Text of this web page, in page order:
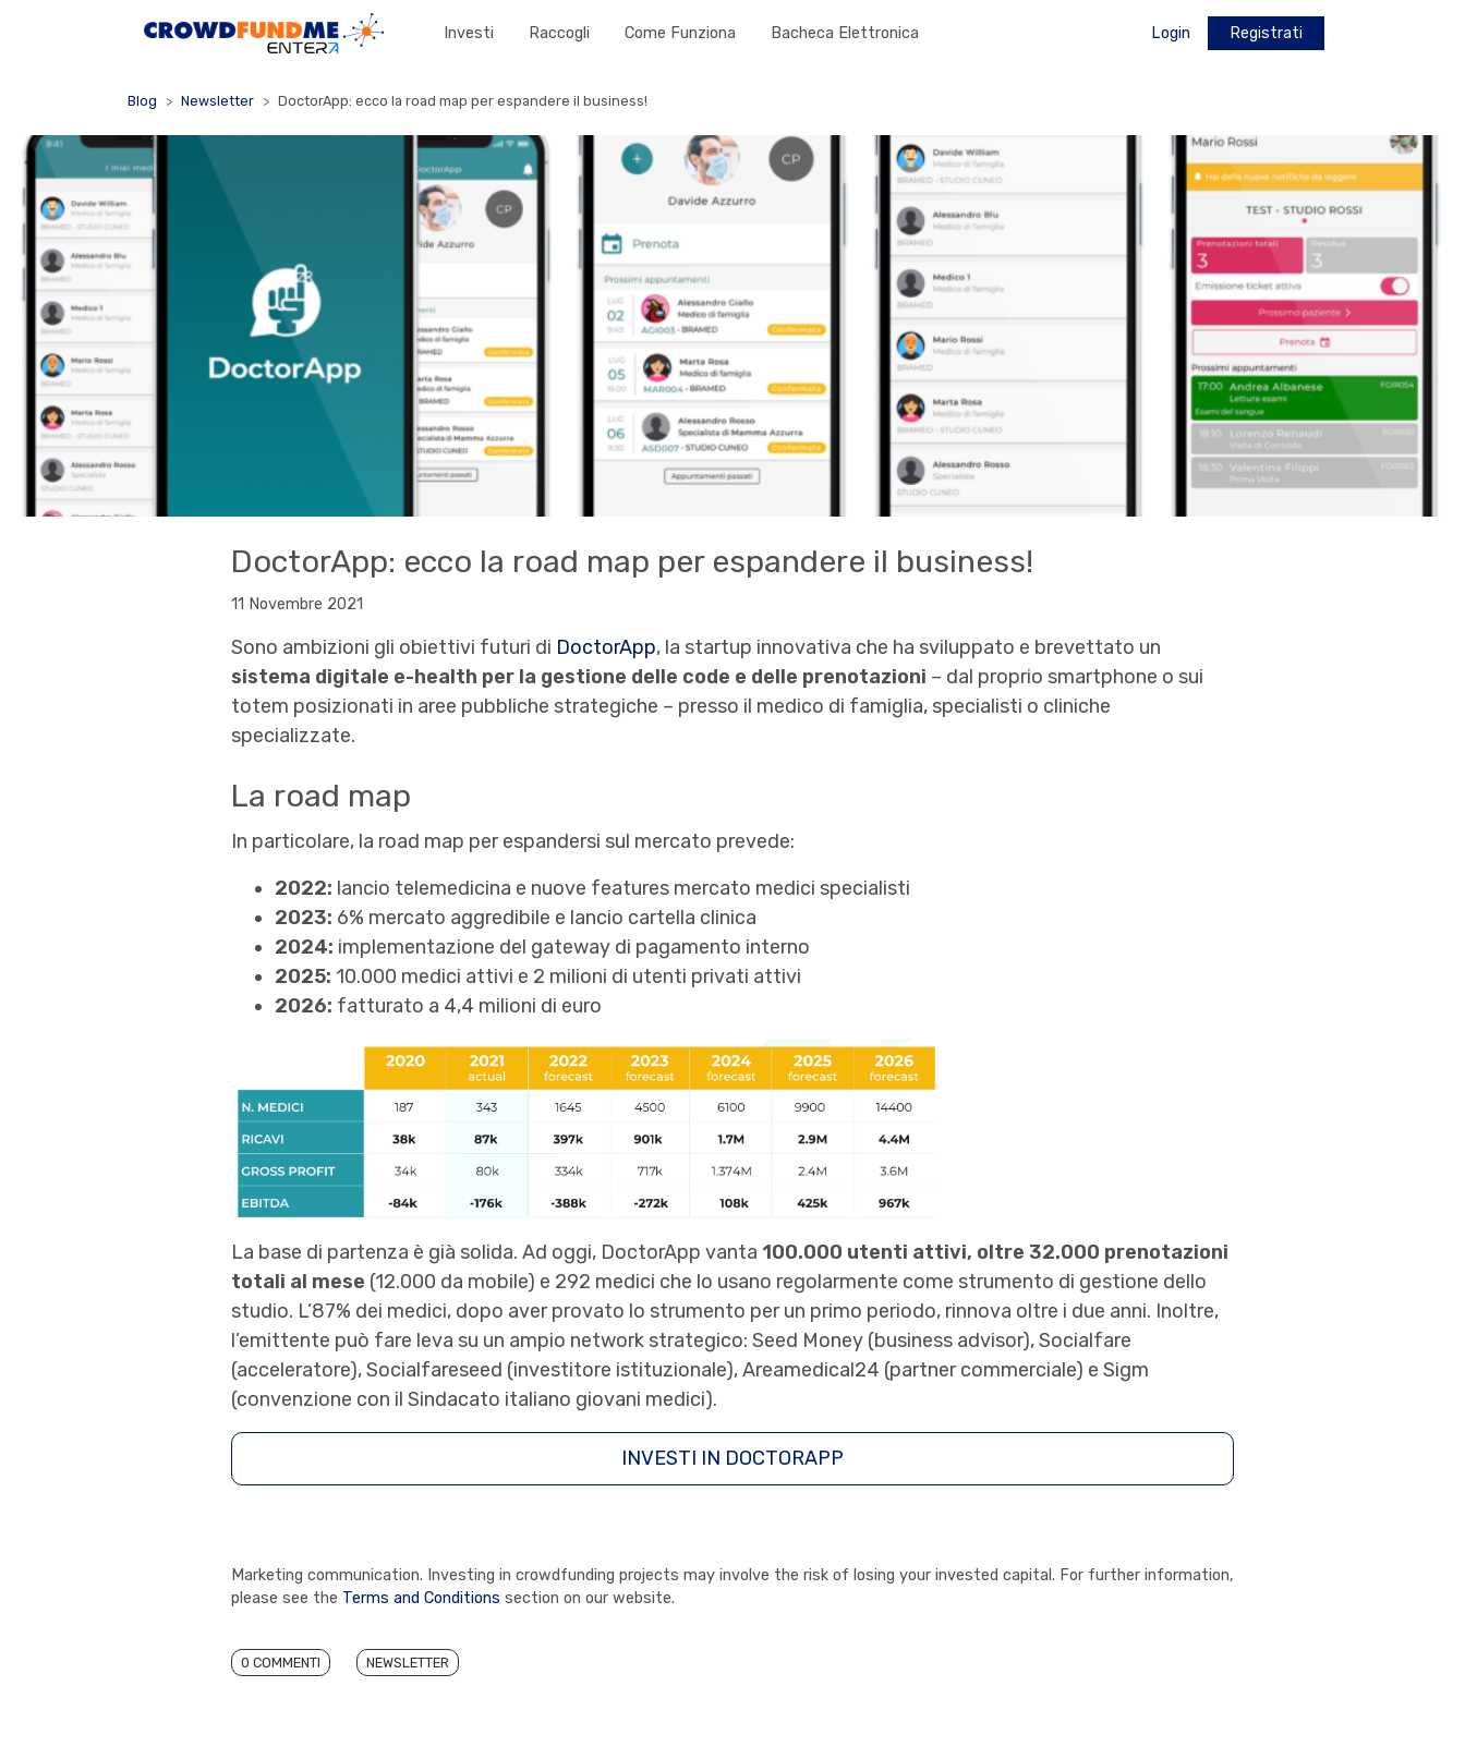
Investi Raccogli Come Funziona Bacheca Elettronica Login Registrati
Blog Newsletter DoctorApp: ecco la road map per espandere il business!
DoctorApp: ecco la road map per espandere il business!
11 Novembre 2021
Sono ambizioni gli obiettivi futuri di DoctorApp, la startup innovativa che ha sviluppato e brevettato un
sistema digitale e-health per la gestione delle code e delle prenotazioni – dal proprio smartphone o sui
totem posizionati in aree pubbliche strategiche – presso il medico di famiglia, specialisti o cliniche
specializzate.
La road map
In particolare, la road map per espandersi sul mercato prevede:
2022: lancio telemedicina e nuove features mercato medici specialisti
2023: 6% mercato aggredibile e lancio cartella clinica
2024: implementazione del gateway di pagamento interno
2025: 10.000 medici attivi e 2 milioni di utenti privati attivi
2026: fatturato a 4,4 milioni di euro
La base di partenza è già solida. Ad oggi, DoctorApp vanta 100.000 utenti attivi, oltre 32.000 prenotazioni
totali al mese (12.000 da mobile) e 292 medici che lo usano regolarmente come strumento di gestione dello
studio. L’87% dei medici, dopo aver provato lo strumento per un primo periodo, rinnova oltre i due anni. Inoltre,
l’emittente può fare leva su un ampio network strategico: Seed Money (business advisor), Socialfare
(acceleratore), Socialfareseed (investitore istituzionale), Areamedical24 (partner commerciale) e Sigm
(convenzione con il Sindacato italiano giovani medici).
INVESTI IN DOCTORAPP
Marketing communication. Investing in crowdfunding projects may involve the risk of losing your invested capital. For further information,
please see the Terms and Conditions section on our website.
0 COMMENTI NEWSLETTER